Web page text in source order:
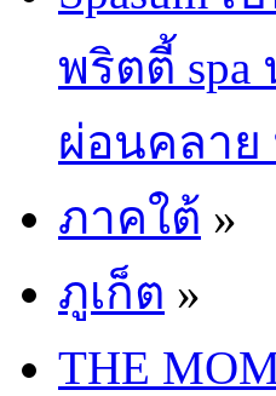
พริตตี้
ผ่อนคลาย
ภาคใต้ »
ภูเก็ต »
THE